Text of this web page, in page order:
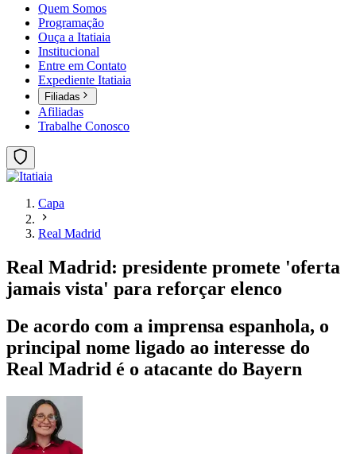
Quem Somos
Programação
Ouça a Itatiaia
Institucional
Entre em Contato
Expediente Itatiaia
Filiadas
Afiliadas
Trabalhe Conosco
Capa
Real Madrid
Real Madrid: presidente promete 'oferta
jamais vista' para reforçar elenco
De acordo com a imprensa espanhola, o
principal nome ligado ao interesse do
Real Madrid é o atacante do Bayern